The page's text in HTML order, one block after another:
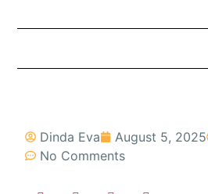
Dinda Eva August 5, 2025
No Comments